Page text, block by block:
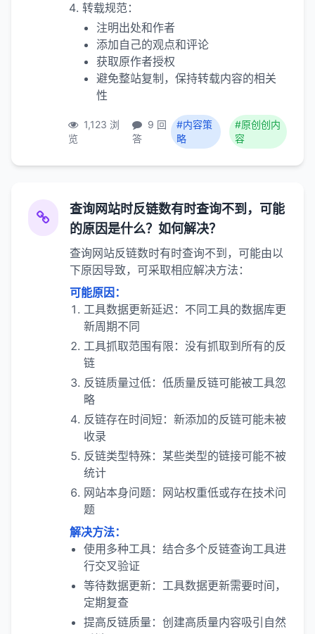
转载规范：
注明出处和作者
添加自己的观点和评论
获取原作者授权
避免整站复制，保持转载内容的相关
性
1,123 浏
览
9 回
答
#内容策
略
#原创创内
容
查询网站时反链数有时查询不到，可能
的原因是什么？如何解决？
查询网站反链数时有时查询不到，可能由以
下原因导致，可采取相应解决方法：
可能原因：
工具数据更新延迟：不同工具的数据库更
新周期不同
工具抓取范围有限：没有抓取到所有的反
链
反链质量过低：低质量反链可能被工具忽
略
反链存在时间短：新添加的反链可能未被
收录
反链类型特殊：某些类型的链接可能不被
统计
网站本身问题：网站权重低或存在技术问
题
解决方法：
使用多种工具：结合多个反链查询工具进
行交叉验证
等待数据更新：工具数据更新需要时间，
定期复查
提高反链质量：创建高质量内容吸引自然